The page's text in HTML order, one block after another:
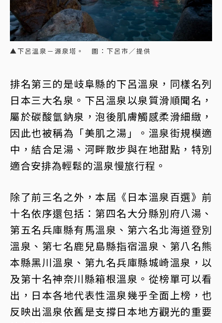
▲下呂溫泉－源泉塔。 圖：下呂市／提供
排名第三的是岐阜縣的下呂溫泉，同樣名列
日本三大名泉。下呂溫泉以泉質滑順聞名，
屬於碳酸氫鈉泉，泡後肌膚觸感柔滑細緻，
因此也被稱為「美肌之湯」。溫泉街規模適
中，結合足湯、河畔散步與在地甜點，特別
適合安排為輕鬆的溫泉慢旅行程。
除了前三名之外，本屆《日本溫泉百選》前
十名依序還包括：第四名大分縣別府八湯、
第五名兵庫縣有馬溫泉、第六名北海道登別
溫泉、第七名鹿兒島縣指宿溫泉、第八名熊
本縣黑川溫泉、第九名兵庫縣城崎溫泉，以
及第十名神奈川縣箱根溫泉。從榜單可以看
出，日本各地代表性溫泉幾乎全面上榜，也
反映出溫泉依舊是支撐日本地方觀光的重要